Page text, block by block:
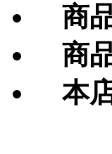
商
商
本